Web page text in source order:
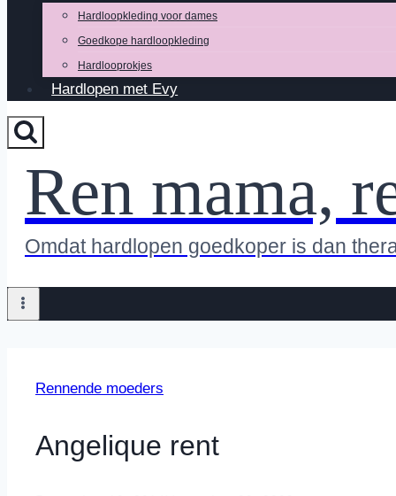
Hardloopkleding voor dames
Goedkope hardloopkleding
Hardlooprokjes
Hardlopen met Evy
Ren mama,
Omdat hardlopen goedkoper is dan
Rennende moeders
Angelique rent